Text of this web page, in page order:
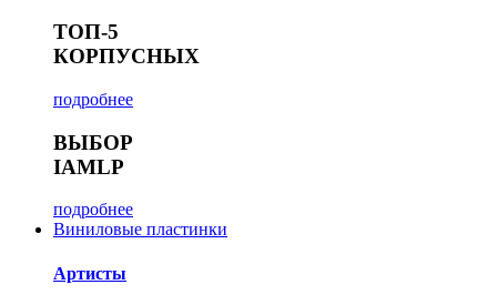
ТОП-5
КОРПУСНЫХ
подробнее
ВЫБОР
IAMLP
подробнее
Виниловые пластинки
Артисты